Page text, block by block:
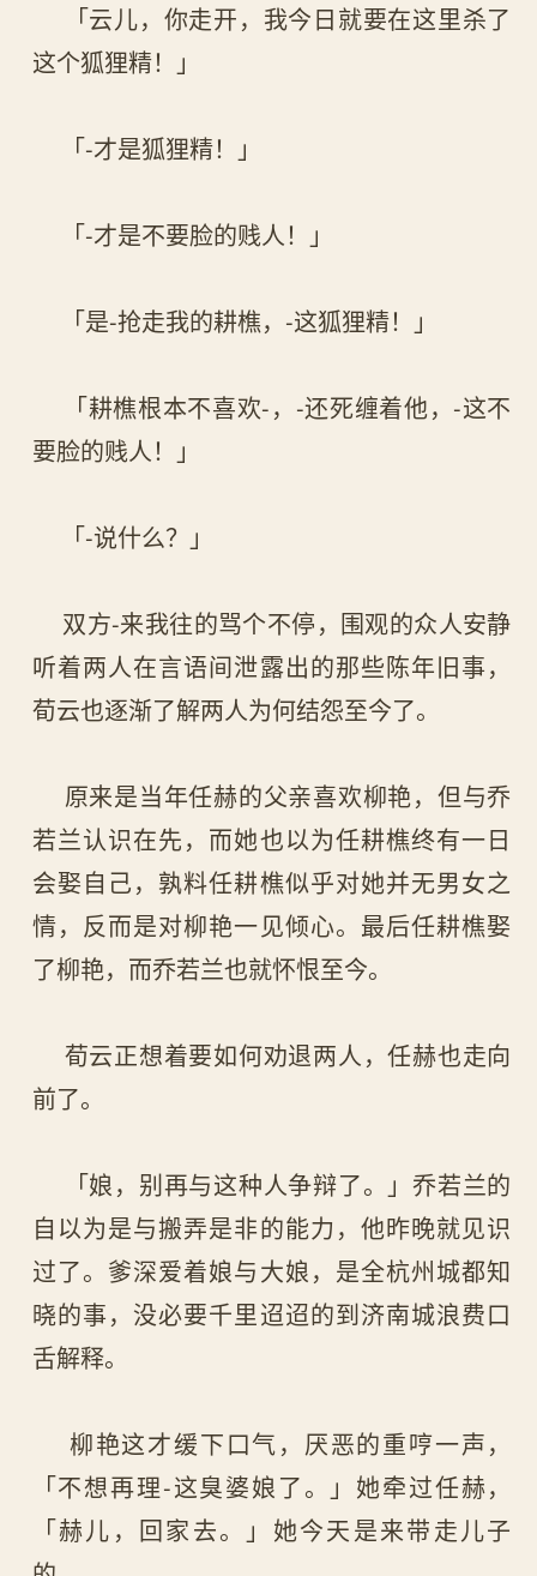
「云儿，你走开，我今日就要在这里杀了
这个狐狸精！」
「-才是狐狸精！」
「-才是不要脸的贱人！」
「是-抢走我的耕樵，-这狐狸精！」
「耕樵根本不喜欢-，-还死缠着他，-这不
要脸的贱人！」
「-说什么？」
双方-来我往的骂个不停，围观的众人安静
听着两人在言语间泄露出的那些陈年旧事，
荀云也逐渐了解两人为何结怨至今了。
原来是当年任赫的父亲喜欢柳艳，但与乔
若兰认识在先，而她也以为任耕樵终有一日
会娶自己，孰料任耕樵似乎对她并无男女之
情，反而是对柳艳一见倾心。最后任耕樵娶
了柳艳，而乔若兰也就怀恨至今。
荀云正想着要如何劝退两人，任赫也走向
前了。
「娘，别再与这种人争辩了。」乔若兰的
自以为是与搬弄是非的能力，他昨晚就见识
过了。爹深爱着娘与大娘，是全杭州城都知
晓的事，没必要千里迢迢的到济南城浪费口
舌解释。
柳艳这才缓下口气，厌恶的重哼一声，
「不想再理-这臭婆娘了。」她牵过任赫，
「赫儿，回家去。」她今天是来带走儿子